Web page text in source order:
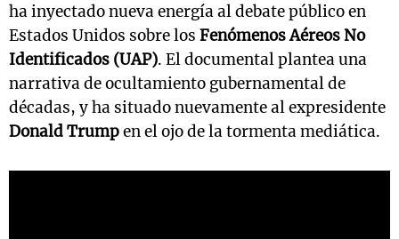
ha inyectado nueva energía al debate público en
Estados Unidos sobre los Fenómenos Aéreos No
Identificados (UAP). El documental plantea una
narrativa de ocultamiento gubernamental de
décadas, y ha situado nuevamente al expresidente
Donald Trumpen el ojo de la tormenta mediática.